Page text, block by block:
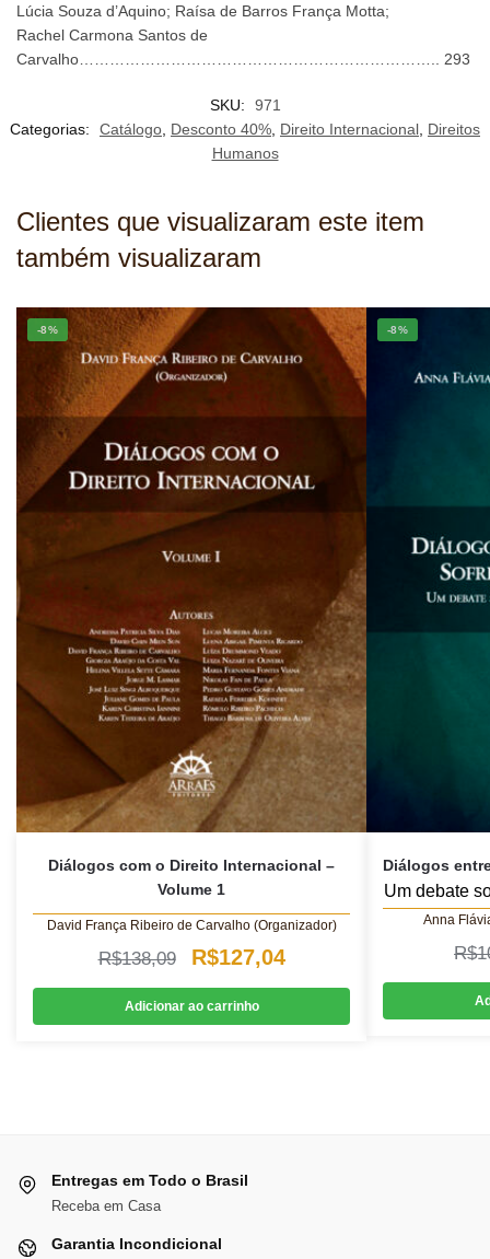
Lúcia Souza d’Aquino; Raísa de Barros França Motta;
Rachel Carmona Santos de
Carvalho…………………………………………………………….. 293
SKU:
971
Categorias:
Catálogo, Desconto 40%, Direito Internacional, Direitos
Humanos
Clientes que visualizaram este item
também visualizaram
-8%
Diálogos com o Direito Internacional –
Volume 1
David França Ribeiro de Carvalho (Organizador)
R$138,09
O
preço
original
R$127,04O
preço
atual
Adicionar ao carrinho
-8%
Diálogos
Um debate
Anna
R$
Entregas em Todo o Brasil
Receba em Casa
Garantia Incondicional